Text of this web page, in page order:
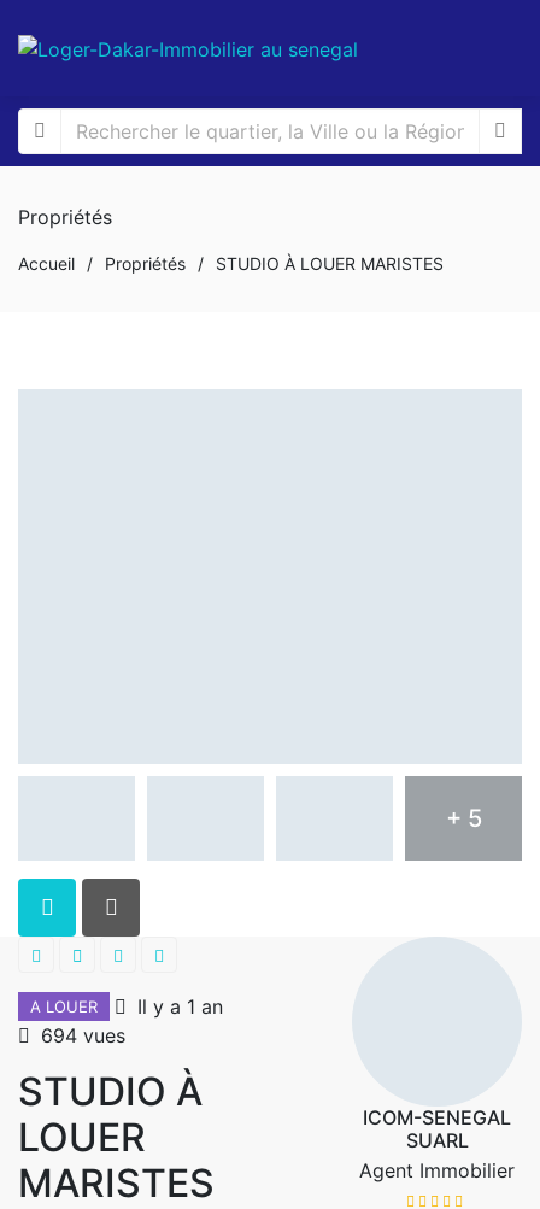
Propriétés
Accueil / Propriétés / STUDIO À LOUER MARISTES
+ 5
A LOUER
Il y a 1 an
694 vues
STUDIO À
LOUER
MARISTES
ICOM-SENEGAL
SUARL
Agent Immobilier